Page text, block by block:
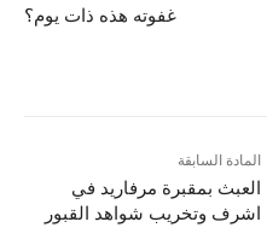
غفوته هذه ذات يوم؟
المادة السابقة
العبث بمقبرة مرفاريد في
اشرف وتخريب شواهد القبور